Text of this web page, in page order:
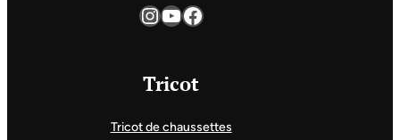
InstagramYouTube Facebook
Tricot
Tricot de chaussettes